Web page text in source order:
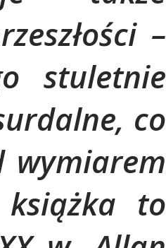
–
stuletnie
co
wymiarem
to